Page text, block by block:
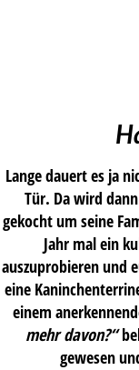
Lange dauert es ja
Tür. Da wird
gekocht um seine
Jahr mal ein
auszuprobieren und
eine
einem
mehr davon?“
gewesen